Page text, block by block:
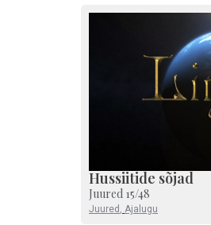
Hussiitide sõjad
Juured 15/48
Juured Ajalugu